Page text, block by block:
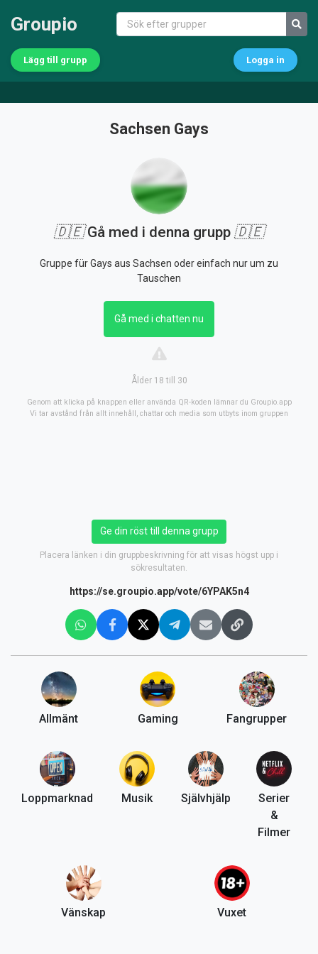
Groupio
Lägg till grupp Logga in
Sachsen Gays
🇩🇪Gå med i denna grupp 🇩🇪
Gruppe für Gays aus Sachsen oder einfach nur um zu
Tauschen
Gå med i chatten nu
Ålder 18 till 30
Genom att klicka på knappen eller använda QR-koden lämnar du Groupio.app
Vi tar avstånd från allt innehåll, chattar och media som utbyts inom gruppen
Ge din röst till denna grupp
Placera länken i din gruppbeskrivning för att visas högst upp i
sökresultaten.
https://se.groupio.app/vote/6YPAK5n4
Allmänt Gaming Fangrupper
Loppmarknad Musik Självhjälp
Serier
&
Filmer
Vänskap Vuxet